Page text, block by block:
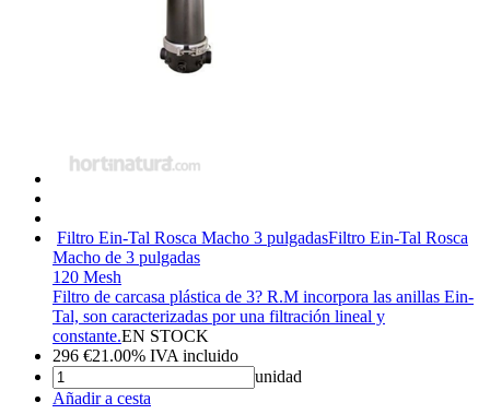
Filtro Ein-Tal Rosca Macho 3 pulgadasFiltro Ein-Tal Rosca
Macho de 3 pulgadas
120 Mesh
Filtro de carcasa plástica de 3? R.M incorpora las anillas Ein-
Tal, son caracterizadas por una filtración lineal y
constante.EN STOCK
296 €21.00% IVA incluido
unidad
Añadir a cesta